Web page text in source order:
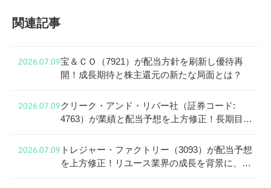
関連記事
2026.07.09宝＆ＣＯ（7921）が配当方針を刷新し優待再
開！成長期待と株主還元の新たな局面とは？
2026.07.09 クリーク・アンド・リバー社（証券コード:
4763）が業績と配当予想を上方修正！長期目線
2026.07.09 トレジャー・ファクトリー（3093）が配当予想
を上方修正！リユース業界の成長を背景に、還